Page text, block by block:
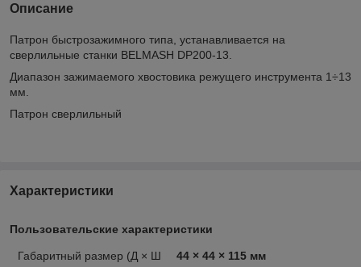
Описание
Патрон быстрозажимного типа, устанавливается на
сверлильные станки BELMASH DP200-13.
Диапазон зажимаемого хвостовика режущего инструмента 1÷13
мм.
Патрон сверлильный
Характеристики
Пользовательские характеристики
Габаритный размер (Д × Ш
44 × 44 × 115 мм